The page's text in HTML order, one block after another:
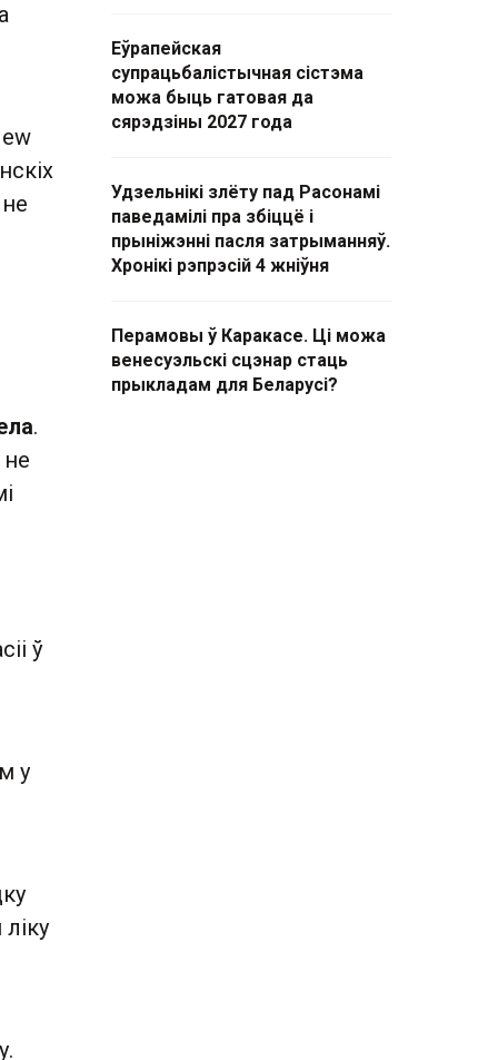
.
не
ў
у
Еўрапейская
супрацьбалістычная сістэма
можа быць гатовая да
сярэдзіны 2027 года
Удзельнікі злёту пад Расонамі
паведамілі пра збіццё і
прыніжэнні пасля затрыманняў.
Хронікі рэпрэсій 4 жніўня
Перамовы ў Каракасе. Ці можа
венесуэльскі сцэнар стаць
прыкладам для Беларусі?